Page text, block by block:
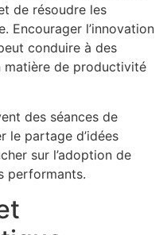
de résoudre les
Encourager l’innovation
conduire à des
matière de productivité
des séances de
le partage d’idées
sur l’adoption de
performants.